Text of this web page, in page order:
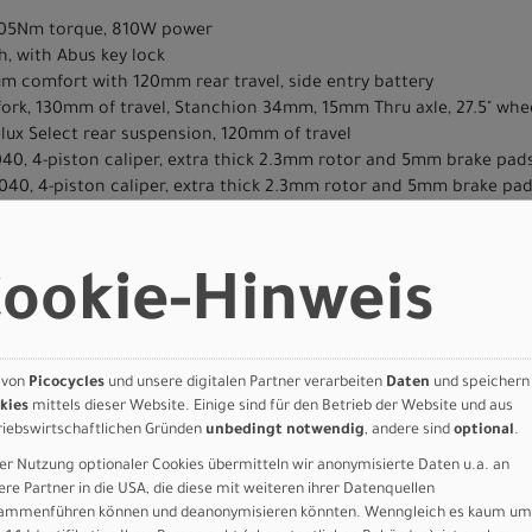
torque, 810W power
with Abus key lock
comfort with 120mm rear travel, side entry battery
130mm of travel, Stanchion 34mm, 15mm Thru axle, 27.5"
Select rear suspension, 120mm of travel
4-piston caliper, extra thick 2.3mm rotor and 5mm brake
4-piston caliper, extra thick 2.3mm rotor and 5mm brake
11-48t
w/BCD 110mm, 48t, chain guard
11-speed w/ Shadow Plus
Flat Resistant ALLTERRAIN Reflect 27.5X2.6
Flat Resistant ALLTERRAIN Reflect 27.5X2.6
display & USB-C phone charger, 31.8mm.
Back Sweep 13°, Up Sweep 7.8°, Bar End 22.2mm, 690-730mm
34.9mm, Offset 0mm, 100/125/150 Travel
Hinweis
Picocycles und unsere digitalen Partner verarbeiten Daten und speichern
mittels dieser Website. Einige sind für den Betrieb der Website und aus
Gründen unbedingt notwendig, andere sind optional.
Nutzung optionaler Cookies übermitteln wir anonymisierte Daten u.a. an
Partner in die USA, die diese mit weiteren ihrer Datenquellen
können und deanonymisieren könnten. Wenngleich es kaum um